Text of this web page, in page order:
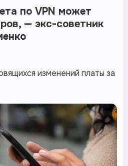
по VPN может
— экс-советник
изменений платы за